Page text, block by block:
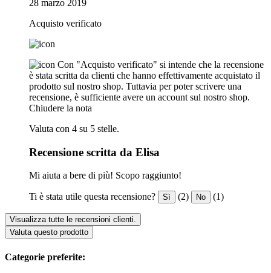
28 marzo 2019
Acquisto verificato
Con "Acquisto verificato" si intende che la recensione
è stata scritta da clienti che hanno effettivamente acquistato il
prodotto sul nostro shop. Tuttavia per poter scrivere una
recensione, è sufficiente avere un account sul nostro shop.
Chiudere la nota
Valuta con 4 su 5 stelle.
Recensione scritta da Elisa
Mi aiuta a bere di più! Scopo raggiunto!
Ti è stata utile questa recensione? Sì (2) No (1)
Visualizza tutte le recensioni clienti.
Valuta questo prodotto
Categorie preferite: